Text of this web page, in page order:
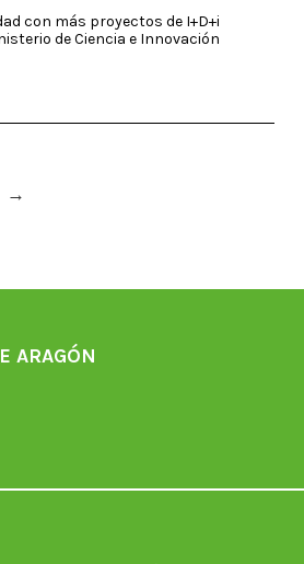
con más proyectos de I+D+i
de Ciencia e Innovación
→
ARAGÓN